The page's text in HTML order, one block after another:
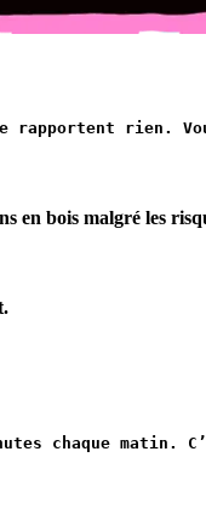
et ne
en bois malgré les
chaque matin.